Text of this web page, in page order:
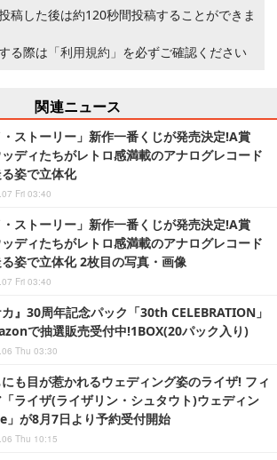
稿した後は約120秒間投稿することができま
る際は 「利用規約」 を必ずご確認ください
関連ニュース
・ストーリー」新作一番くじが発売決定!A賞
ディたちがレトロ感満載のアナログレコード
姿で立体化
Fri 03:40
・ストーリー」新作一番くじが発売決定!A賞
ディたちがレトロ感満載のアナログレコード
姿で立体化 2枚目の写真・画像
Fri 03:40
カ』30周年記念パック「30th CELEBRATION」
で抽選販売受付中!1BOX(20パック入り)
Thu 03:30
も目が惹かれるウェディング姿のライザ! フィ
ライザ(ライザリン・シュタウト)ウェディン
」が8月7日より予約受付開始
Thu 10:15